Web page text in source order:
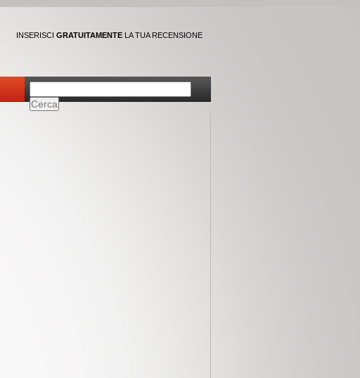
INSERISCI GRATUITAMENTELA TUA RECENSIONE